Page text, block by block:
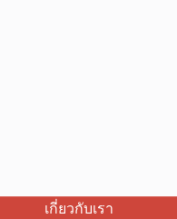
เกี่ยวกับเรา